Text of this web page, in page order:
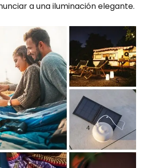
a una iluminación elegante.